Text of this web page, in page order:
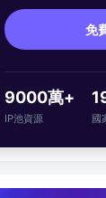
免
9000萬+
IP池資源 國